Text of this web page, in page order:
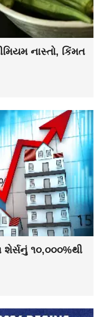
નાસ્તો, કિંમત
શેર્સનું ૧૦,૦૦૦%થી